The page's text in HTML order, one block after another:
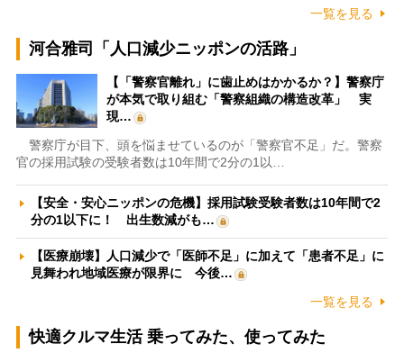
一覧を見る
河合雅司「人口減少ニッポンの活路」
【「警察官離れ」に歯止めはかかるか？】警察庁
が本気で取り組む「警察組織の構造改革」 実
現…
警察庁が目下、頭を悩ませているのが「警察官不足」だ。警察
官の採用試験の受験者数は10年間で2分の1以…
【安全・安心ニッポンの危機】採用試験受験者数は10年間で2
分の1以下に！ 出生数減がも…
【医療崩壊】人口減少で「医師不足」に加えて「患者不足」に
見舞われ地域医療が限界に 今後…
一覧を見る
快適クルマ生活 乗ってみた、使ってみた